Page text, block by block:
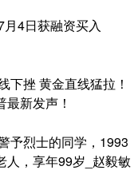
4日获融资买入
下挫 黄金直线猛拉！
新发声！
予烈士的同学，1993
人，享年99岁_赵毅敏